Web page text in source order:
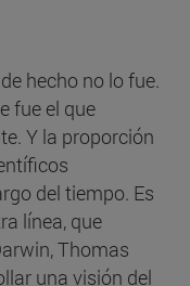
hecho no lo fue.
fue el que
Y la proporción
del tiempo. Es
línea, que
Thomas
una visión del